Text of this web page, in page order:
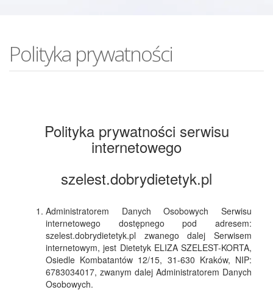
Polityka prywatności
Polityka prywatności serwisu
internetowego
szelest.dobrydietetyk.pl
Administratorem Danych Osobowych Serwisu
internetowego dostępnego pod adresem:
szelest.dobrydietetyk.pl zwanego dalej Serwisem
internetowym, jest Dietetyk ELIZA SZELEST-KORTA,
Osiedle Kombatantów 12/15, 31-630 Kraków, NIP:
6783034017, zwanym dalej Administratorem Danych
Osobowych.